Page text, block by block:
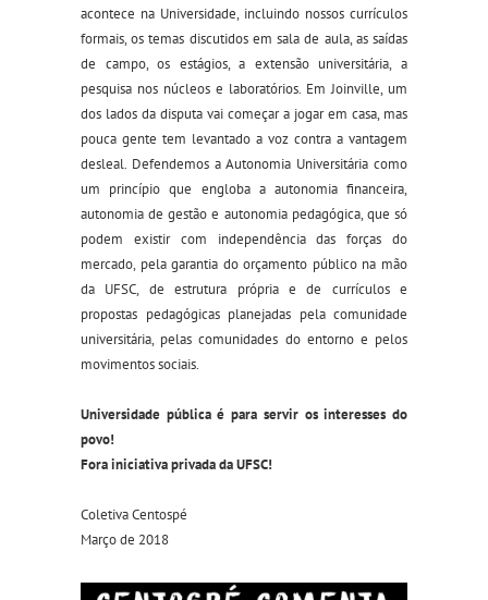
acontece na Universidade, incluindo nossos currículos
formais, os temas discutidos em sala de aula, as saídas
de campo, os estágios, a extensão universitária, a
pesquisa nos núcleos e laboratórios. Em Joinville, um
dos lados da disputa vai começar a jogar em casa, mas
pouca gente tem levantado a voz contra a vantagem
desleal. Defendemos a Autonomia Universitária como
um princípio que engloba a autonomia financeira,
autonomia de gestão e autonomia pedagógica, que só
podem existir com independência das forças do
mercado, pela garantia do orçamento público na mão
da UFSC, de estrutura própria e de currículos e
propostas pedagógicas planejadas pela comunidade
universitária, pelas comunidades do entorno e pelos
movimentos sociais.
Universidade pública é para servir os interesses do
povo!
Fora iniciativa privada da UFSC!
Coletiva Centospé
Março de 2018